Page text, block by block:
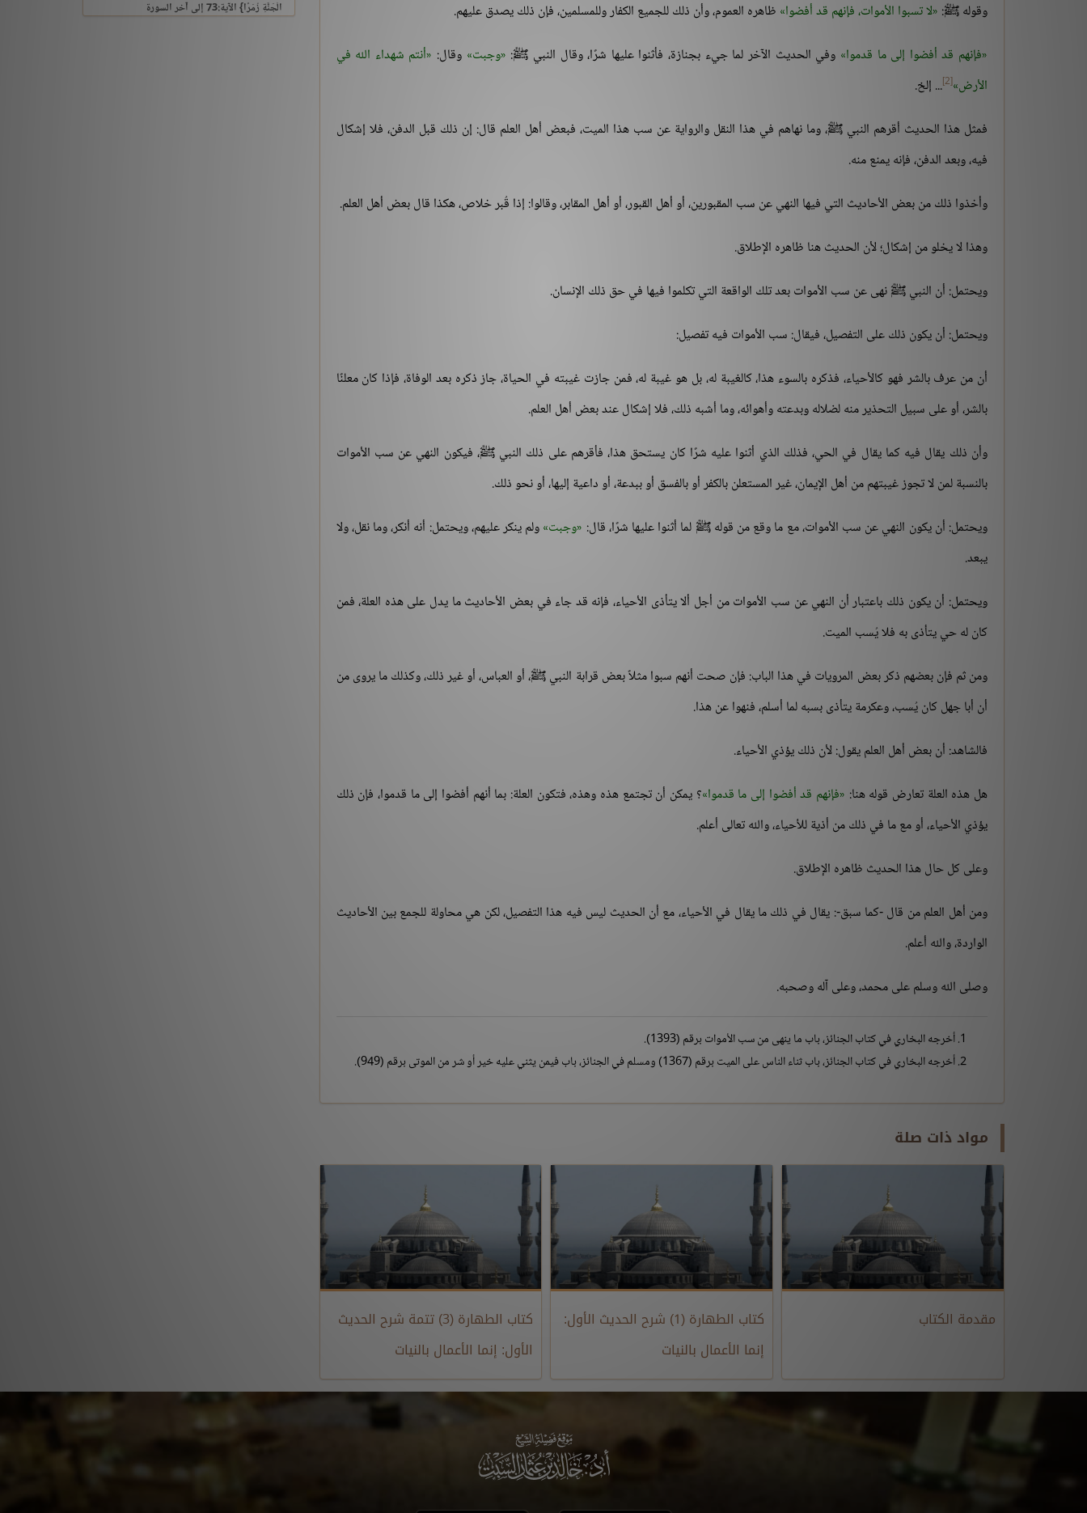
وقوله ﷺ: لا تسبوا الأموات، فإنهم قد أفضوا ظاهره العموم، وأن ذلك للجميع الكفار وللمسلمين، فإن ذلك يصدق عليهم.
فإنهم قد أفضوا إلى ما قدموا وفي الحديث الآخر لما جيء بجنازة، فأثنوا عليها شرًا، وقال النبي ﷺ: وجبت وقال: أنتم شهداء الله في
الأرض [2] ... إلخ.
فمثل هذا الحديث أقرهم النبي ﷺ، وما نهاهم في هذا النقل والرواية عن سب هذا الميت، فبعض أهل العلم قال: إن ذلك قبل الدفن، فلا إشكال
فيه، وبعد الدفن، فإنه يمنع منه.
وأخذوا ذلك من بعض الأحاديث التي فيها النهي عن سب المقبورين، أو أهل القبور، أو أهل المقابر، وقالوا: إذا قُبر خلاص، هكذا قال بعض أهل العلم.
وهذا لا يخلو من إشكال؛ لأن الحديث هنا ظاهره الإطلاق.
ويحتمل: أن النبي ﷺ نهى عن سب الأموات بعد تلك الواقعة التي تكلموا فيها في حق ذلك الإنسان.
ويحتمل: أن يكون ذلك على التفصيل، فيقال: سب الأموات فيه تفصيل:
أن من عرف بالشر فهو كالأحياء، فذكره بالسوء هذا، كالغيبة له، بل هو غيبة له، فمن جازت غيبته في الحياة، جاز ذكره بعد الوفاة، فإذا كان معلنًا
بالشر، أو على سبيل التحذير منه لضلاله وبدعته وأهوائه، وما أشبه ذلك، فلا إشكال عند بعض أهل العلم.
وأن ذلك يقال فيه كما يقال في الحي، فذلك الذي أثنوا عليه شرًا كان يستحق هذا، فأقرهم على ذلك النبي ﷺ، فيكون النهي عن سب الأموات
بالنسبة لمن لا تجوز غيبتهم من أهل الإيمان، غير المستعلن بالكفر أو بالفسق أو ببدعة، أو داعية إليها، أو نحو ذلك.
ويحتمل: أن يكون النهي عن سب الأموات، مع ما وقع من قوله ﷺ لما أثنوا عليها شرًا، قال: وجبت ولم ينكر عليهم، ويحتمل: أنه أنكر، وما نقل، ولا
يبعد.
ويحتمل: أن يكون ذلك باعتبار أن النهي عن سب الأموات من أجل ألا يتأذى الأحياء، فإنه قد جاء في بعض الأحاديث ما يدل على هذه العلة، فمن
كان له حي يتأذى به فلا يُسب الميت.
ومن ثم فإن بعضهم ذكر بعض المرويات في هذا الباب: فإن صحت أنهم سبوا مثلاً بعض قرابة النبي ﷺ، أو العباس، أو غير ذلك، وكذلك ما يروى من
أن أبا جهل كان يُسب، وعكرمة يتأذى بسبه لما أسلم، فنهوا عن هذا.
فالشاهد: أن بعض أهل العلم يقول: لأن ذلك يؤذي الأحياء.
هل هذه العلة تعارض قوله هنا: فإنهم قد أفضوا إلى ما قدموا ؟ يمكن أن تجتمع هذه وهذه، فتكون العلة: بما أنهم أفضوا إلى ما قدموا، فإن ذلك
يؤذي الأحياء، أو مع ما في ذلك من أذية للأحياء، والله تعالى أعلم.
وعلى كل حال هذا الحديث ظاهره الإطلاق.
ومن أهل العلم من قال -كما سبق-: يقال في ذلك ما يقال في الأحياء، مع أن الحديث ليس فيه هذا التفصيل، لكن هي محاولة للجمع بين الأحاديث
الواردة، والله أعلم.
وصلى الله وسلم على محمد، وعلى آله وصحبه.
أخرجه البخاري في كتاب الجنائز، باب ما ينهى من سب الأموات برقم (1393).
أخرجه البخاري في كتاب الجنائز، باب ثناء الناس على الميت برقم (1367) ومسلم في الجنائز، باب فيمن يثني عليه خير أو شر من الموتى برقم (949).
مواد ذات صلة
مقدمة الكتاب
كتاب الطهارة (1) شرح الحديث الأول:
إنما الأعمال بالنيات
كتاب الطهارة (3) تتمة شرح الحديث
الأول: إنما الأعمال بالنيات
الْجَنَّةِ زُمَرًا} الآية:73 إلى آخر السورة